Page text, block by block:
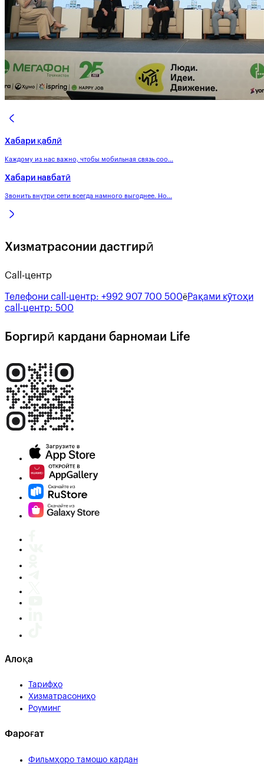
Хабари қаблӣ
Каждому из нас важно, чтобы мобильная связь соо...
Хабари навбатӣ
Звонить внутри сети всегда намного выгоднее. Но...
Хизматрасонии дастгирӣ
Call-центр
Телефони call-центр: +992 907 700 500ёРақами кӯтоҳи
call-центр: 500
Боргирӣ кардани барномаи Life
Алоқа
Тарифҳо
Хизматрасониҳо
Роуминг
Фароғат
Фильмҳоро тамошо кардан